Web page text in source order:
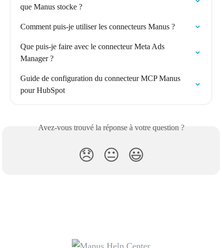
que Manus stocke ?
Comment puis-je utiliser les connecteurs Manus ?
Que puis-je faire avec le connecteur Meta Ads
Manager ?
Guide de configuration du connecteur MCP Manus
pour HubSpot
Avez-vous trouvé la réponse à votre question ?
😞 😐 😃